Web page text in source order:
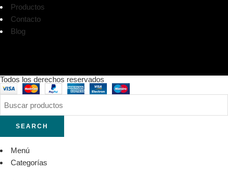
Productos
Contacto
Blog
Todos los derechos reservados
SEARCH
Menú
Categorías